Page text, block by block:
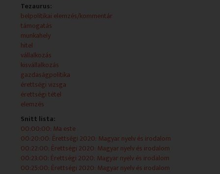
Tezaurus:
belpolitikai elemzés/kommentár
támogatás
munkahely
hitel
vállalkozás
kisvállalkozás
gazdaságpolitika
érettségi vizsga
érettségi tétel
elemzés
Snitt lista:
00:00:00: Ma este
00:20:00: Érettségi 2020: Magyar nyelv és irodalom
00:22:00: Érettségi 2020: Magyar nyelv és irodalom
00:23:00: Érettségi 2020: Magyar nyelv és irodalom
00:25:00: Érettségi 2020: Magyar nyelv és irodalom